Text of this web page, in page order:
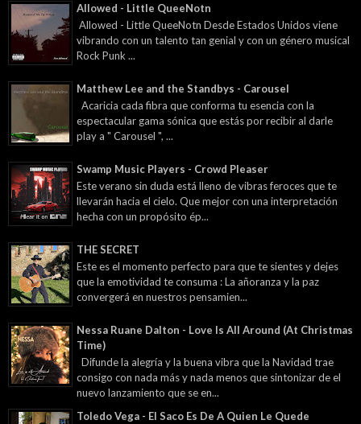
Allowed - Little QueeNotn
Allowed - Little QueeNotn Desde Estados Unidos viene
vibrando con un talento tan genial y con un género musical
Rock Punk ...
Matthew Lee and the Standbys - Carousel
Acaricia cada fibra que conforma tu esencia con la
espectacular gama sónica que estás por recibir al darle
play a " Carousel ", ...
Swamp Music Players - Crowd Pleaser
Este verano sin duda está lleno de vibras feroces que te
llevarán hacia el cielo. Que mejor con una interpretación
hecha con un propósito ép...
THE SECRET
Este es el momento perfecto para que te sientes y dejes
que la emotividad te consuma : La añoranza y la paz
convergerá en nuestros pensamien...
Nessa Ruane Dalton - Love Is All Around (At Christmas
Time)
Difunde la alegría y la buena vibra que la Navidad trae
consigo con nada más y nada menos que sintonizar de el
nuevo lanzamiento que se en...
Toledo Vega - El Saco Es De A Quien Le Quede